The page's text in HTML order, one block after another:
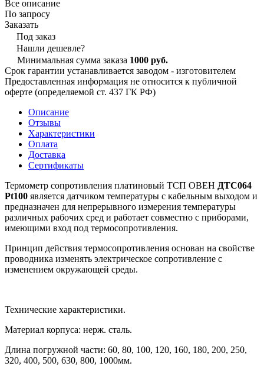
Все описание
По запросу
Заказать
Под заказ
Нашли дешевле?
Минимальная сумма заказа 1000 руб.
Срок гарантии устанавливается заводом - изготовителем
Предоставленная информация не относится к публичной
оферте (определяемой ст. 437 ГК РФ)
Описание
Отзывы
Характеристики
Оплата
Доставка
Сертификаты
Термометр сопротивления платиновый ТСП ОВЕН ДТС064
Pt100 является датчиком температуры с кабельным выходом и
предназначен для непрерывного измерения температуры
различных рабочих сред и работает совместно с приборами,
имеющими вход под термосопротивления.
Принцип действия термосопротивления основан на свойстве
проводника изменять электрическое сопротивление с
изменением окружающей среды.
Технические характеристики.
Материал корпуса: нерж. сталь.
Длина погружной части: 60, 80, 100, 120, 160, 180, 200, 250,
320, 400, 500, 630, 800, 1000мм.